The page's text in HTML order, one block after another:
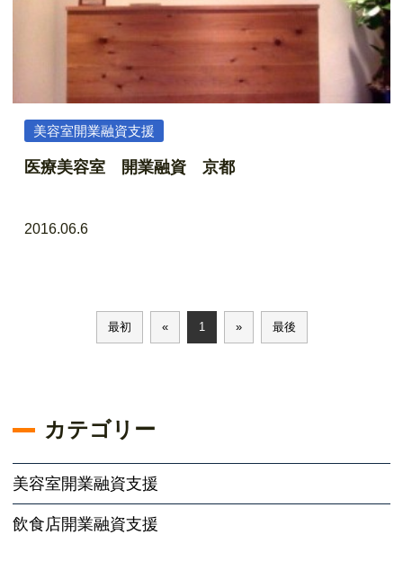
美容室開業融資支援
医療美容室 開業融資 京都
2016.06.6
最初 « 1 » 最後
カテゴリー
美容室開業融資支援
飲食店開業融資支援